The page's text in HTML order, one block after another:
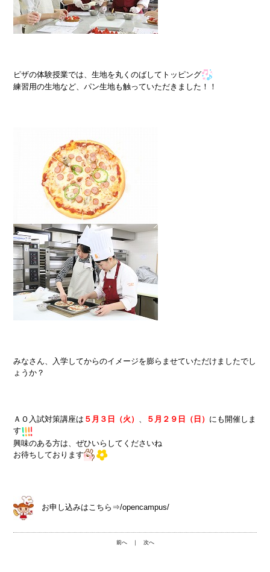
ピザの体験授業では、生地を丸くのばしてトッピング
練習用の生地など、パン生地も触っていただきました！！
みなさん、入学してからのイメージを膨らませていただけましたでし
ょうか？
ＡＯ入試対策講座は ５月３日（火） 、 ５月２９日（日） にも開催しま
す
興味のある方は、ぜひいらしてくださいね
お待ちしております
お申し込みはこちら⇒/opencampus/
前へ｜ 次へ